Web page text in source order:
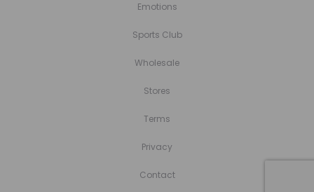
Emotions
Sports Club
Wholesale
Stores
Terms
Privacy
Contact